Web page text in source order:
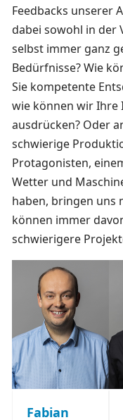
Feedbacks unserer
dabei sowohl in der
selbst immer ganz
Bedürfnisse? Wie
Sie kompetente
wie können wir Ihre
ausdrücken? Oder
schwierige
Protagonisten,
Wetter und
haben, bringen uns
können immer
schwierigere
Fabian